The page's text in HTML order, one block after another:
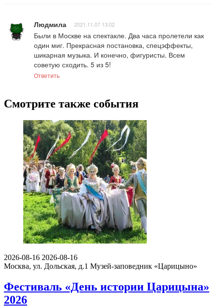
Людмила 2021.11.07 13:02
Были в Москве на спектакле. Два часа пролетели как
один миг. Прекрасная постановка, спецэффекты,
шикарная музыка. И конечно, фигуристы. Всем
советую сходить. 5 из 5!
Ответить
Смотрите также события
2026-08-16 2026-08-16
Москва, ул. Дольская, д.1 Музей-заповедник «Царицыно»
Фестиваль «День истории Царицына»
2026